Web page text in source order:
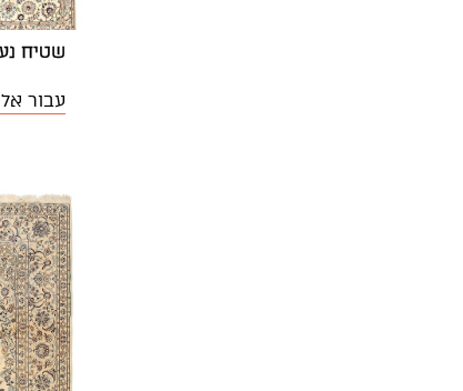
שטיח נעין
עבור